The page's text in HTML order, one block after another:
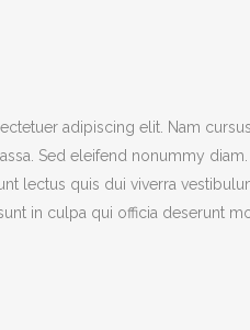
adipiscing elit. Nam
Sed eleifend nonummy
lectus quis dui viverra
in culpa qui officia deserunt